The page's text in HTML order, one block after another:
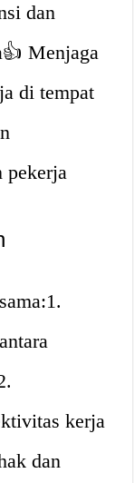
dan
Menjaga
di tempat
pekerja
kerja
dan